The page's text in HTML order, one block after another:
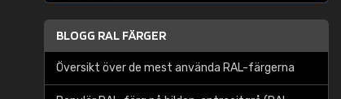
BLOGG RAL FÄRGER
Översikt över de mest använda RAL-färgerna